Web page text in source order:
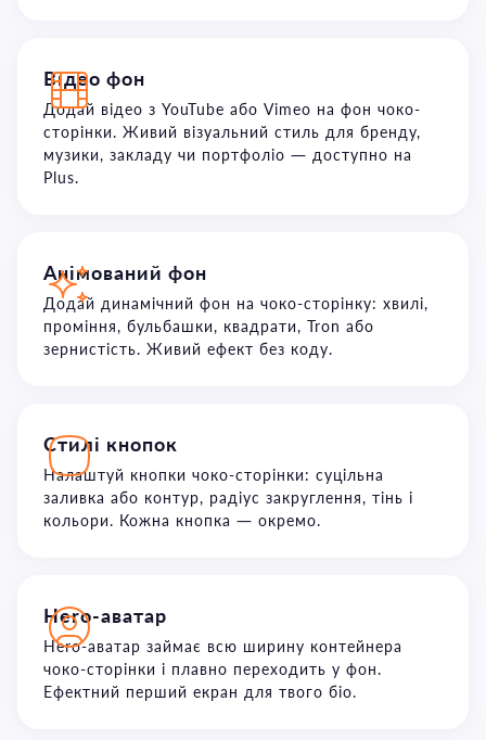
Відео фон
Додай відео з YouTube або Vimeo на фон чоко-
сторінки. Живий візуальний стиль для бренду,
музики, закладу чи портфоліо — доступно на
Plus.
Анімований фон
Додай динамічний фон на чоко-сторінку: хвилі,
проміння, бульбашки, квадрати, Tron або
зернистість. Живий ефект без коду.
Стилі кнопок
Налаштуй кнопки чоко-сторінки: суцільна
заливка або контур, радіус закруглення, тінь і
кольори. Кожна кнопка — окремо.
Hero-аватар
Hero-аватар займає всю ширину контейнера
чоко-сторінки і плавно переходить у фон.
Ефектний перший екран для твого біо.